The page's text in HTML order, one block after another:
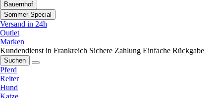
Bauernhof
Sommer-Special
Versand in 24h
Outlet
Marken
Kundendienst in Frankreich Sichere Zahlung Einfache Rückgabe
Suchen
Pferd
Reiter
Hund